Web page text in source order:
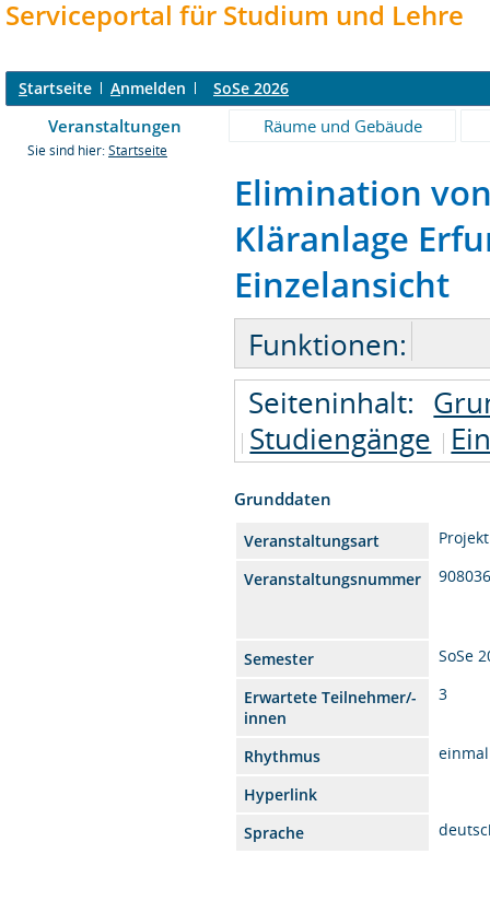
Serviceportal für Studium und Lehre
Startseite Anmelden SoSe 2026
Veranstaltungen Räume und Gebäude
Sie sind hier: Startseite
Elimination
Kläranlage
Einzelansicht
Funktionen:
Seiteninhalt:
Studiengänge
Grunddaten
Veranstaltungsart
Projekt
Veranstaltungsnummer
Semester
SoSe
Erwartete Teilnehmer/-
innen
3
Rhythmus
Hyperlink
Sprache